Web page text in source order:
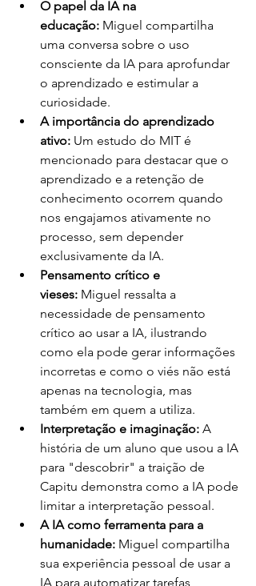
O papel da IA na
educação: Miguel compartilha
uma conversa sobre o uso
consciente da IA para aprofundar
o aprendizado e estimular a
curiosidade.
A importância do aprendizado
ativo: Um estudo do MIT é
mencionado para destacar que o
aprendizado e a retenção de
conhecimento ocorrem quando
nos engajamos ativamente no
processo, sem depender
exclusivamente da IA.
Pensamento crítico e
vieses: Miguel ressalta a
necessidade de pensamento
crítico ao usar a IA, ilustrando
como ela pode gerar informações
incorretas e como o viés não está
apenas na tecnologia, mas
também em quem a utiliza.
Interpretação e imaginação: A
história de um aluno que usou a IA
para "descobrir" a traição de
Capitu demonstra como a IA pode
limitar a interpretação pessoal.
A IA como ferramenta para a
humanidade: Miguel compartilha
sua experiência pessoal de usar a
IA para automatizar tarefas,